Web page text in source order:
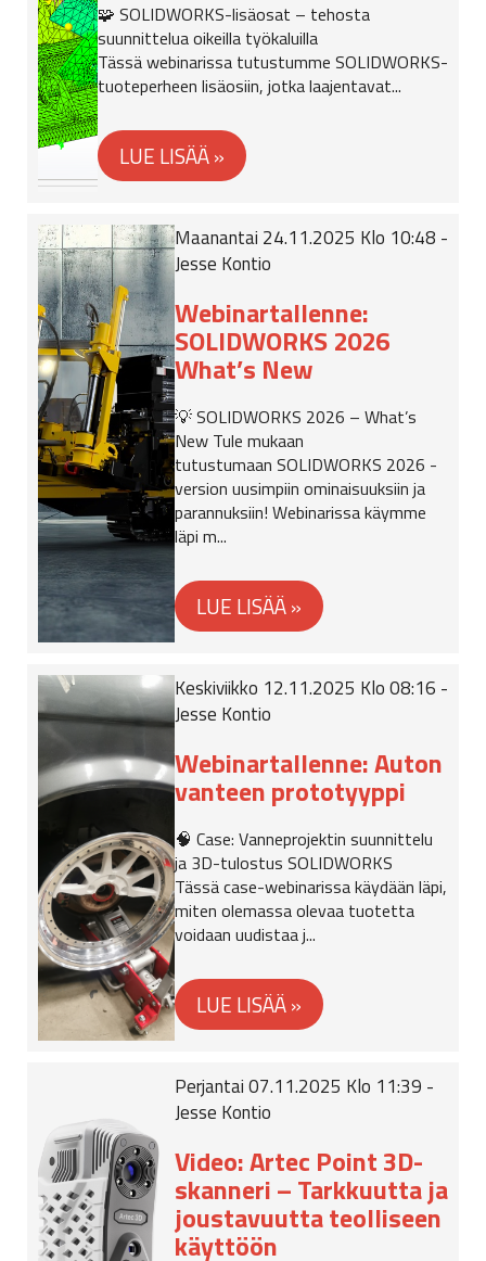
🧩 SOLIDWORKS-lisäosat – tehosta
suunnittelua oikeilla työkaluilla
Tässä webinarissa tutustumme SOLIDWORKS-
tuoteperheen lisäosiin, jotka laajentavat...
Maanantai 24.11.2025 Klo 10:48 -
Jesse Kontio
Webinartallenne:
SOLIDWORKS 2026
What’s New
💡 SOLIDWORKS 2026 – What’s
New Tule mukaan
tutustumaan SOLIDWORKS 2026 -
version uusimpiin ominaisuuksiin ja
parannuksiin! Webinarissa käymme
läpi m...
Keskiviikko 12.11.2025 Klo 08:16 -
Jesse Kontio
Webinartallenne: Auton
vanteen prototyyppi
🧠 Case: Vanneprojektin suunnittelu
ja 3D-tulostus SOLIDWORKS
Tässä case-webinarissa käydään läpi,
miten olemassa olevaa tuotetta
voidaan uudistaa j...
Perjantai 07.11.2025 Klo 11:39 -
Jesse Kontio
Video: Artec Point 3D-
skanneri – Tarkkuutta ja
joustavuutta teolliseen
käyttöön